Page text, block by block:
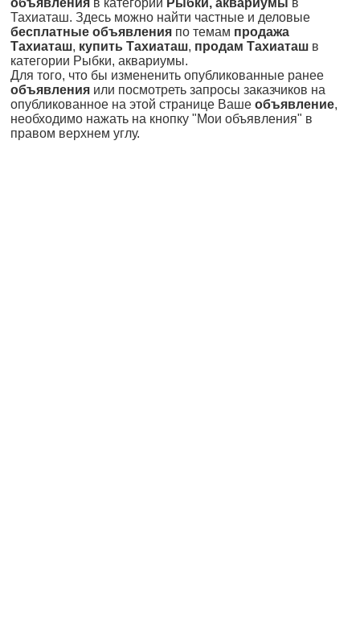
объявления в категории Рыбки, аквариумы в
Тахиаташ. Здесь можно найти частные и деловые
бесплатные объявления по темам продажа
Тахиаташ, купить Тахиаташ, продам Тахиаташ в
категории Рыбки, аквариумы.
Для того, что бы измененить опубликованные ранее
объявления или посмотреть запросы заказчиков на
опубликованное на этой странице Ваше объявление,
необходимо нажать на кнопку "Мои объявления" в
правом верхнем углу.